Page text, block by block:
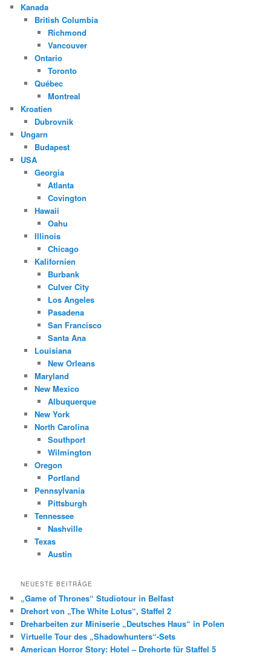
Kanada
British Columbia
Richmond
Vancouver
Ontario
Toronto
Québec
Montreal
Kroatien
Dubrovnik
Ungarn
Budapest
USA
Georgia
Atlanta
Covington
Hawaii
Oahu
Illinois
Chicago
Kalifornien
Burbank
Culver City
Los Angeles
Pasadena
San Francisco
Santa Ana
Louisiana
New Orleans
Maryland
New Mexico
Albuquerque
New York
North Carolina
Southport
Wilmington
Oregon
Portland
Pennsylvania
Pittsburgh
Tennessee
Nashville
Texas
Austin
NEUESTE BEITRÄGE
„Game of Thrones“ Studiotour in Belfast
Drehort von „The White Lotus“, Staffel 2
Dreharbeiten zur Miniserie „Deutsches Haus“ in Polen
Virtuelle Tour des „Shadowhunters“-Sets
American Horror Story: Hotel – Drehorte für Staffel 5